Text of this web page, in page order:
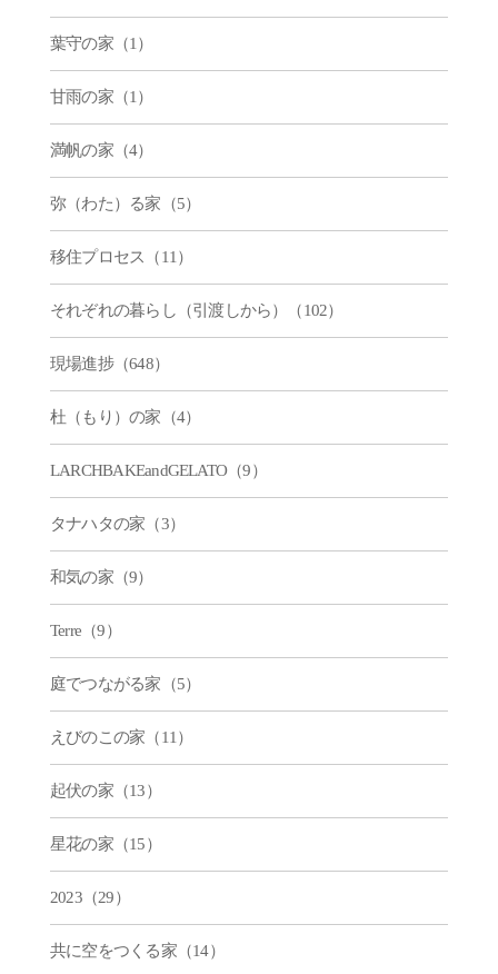
葉守の家（1）
甘雨の家（1）
満帆の家（4）
弥（わた）る家（5）
移住プロセス（11）
それぞれの暮らし（引渡しから）（102）
現場進捗（648）
杜（もり）の家（4）
LARCHBAKEandGELATO（9）
タナハタの家（3）
和気の家（9）
Terre（9）
庭でつながる家（5）
えびのこの家（11）
起伏の家（13）
星花の家（15）
2023（29）
共に空をつくる家（14）